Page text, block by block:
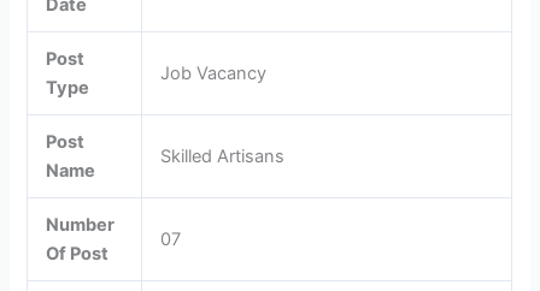
Date
Post
Type
Job Vacancy
Post
Name
Skilled Artisans
Number
Of Post
07